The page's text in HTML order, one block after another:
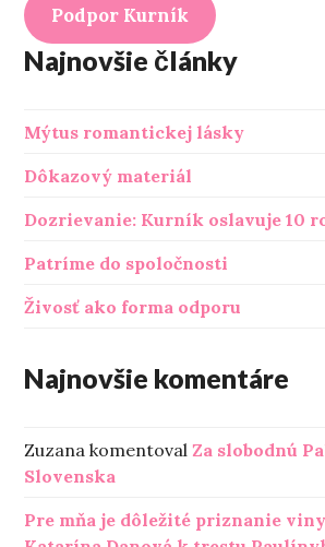
Podpor Kurník
Najnovšie články
Mýtus romantickej lásky
Dôkazový materiál
Dozrievanie: Kurník oslavuje 10
Patríme do spoločnosti
Živosť ako forma odporu
Najnovšie komentáre
Zuzana komentoval Za slobodnú
Slovenska
Pre mňa je dôležité priznanie